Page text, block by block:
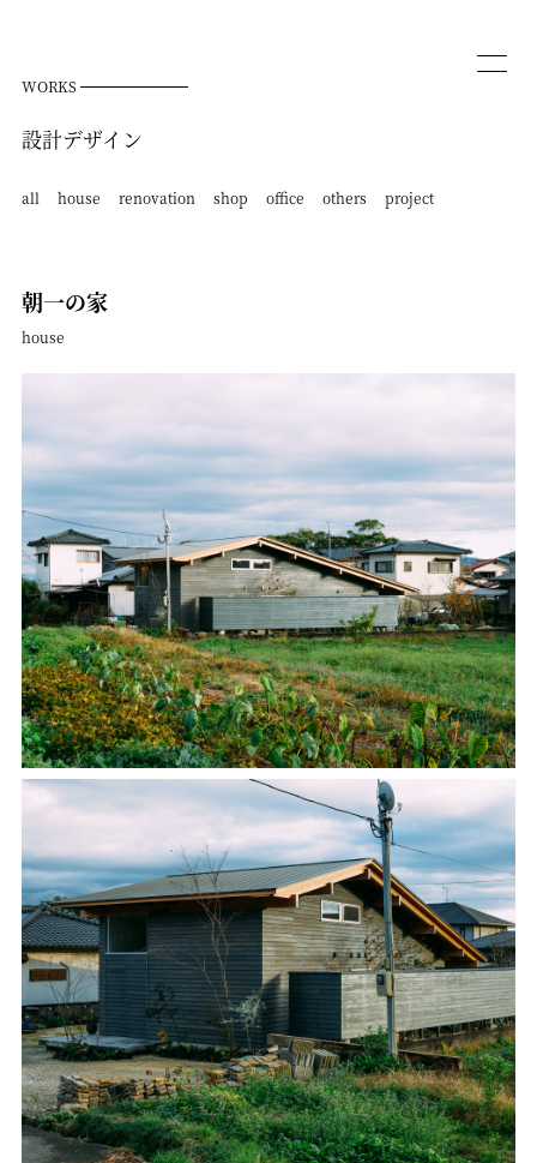
WORKS
設計デザイン
all house renovation shop office others project
朝一の家
house